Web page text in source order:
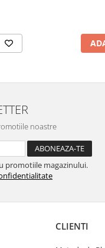
noastre
promotiile magazinului.
CLIENTI